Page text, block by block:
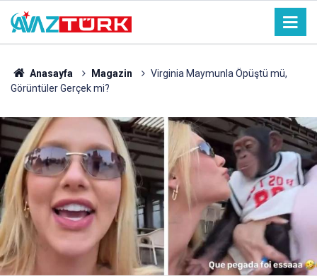
Anasayfa Magazin
Virginia Maymunla Öpüştü mü,
Görüntüler Gerçek mi?